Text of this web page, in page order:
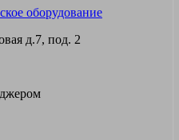
д.7, под. 2